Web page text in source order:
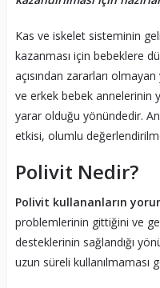
Kas ve iskelet sisteminin
kazanması için bebeklere
açısından zararları
ve erkek bebek annelerinin
yarar olduğu yönündedir.
etkisi, olumlu
Polivit Nedir?
Polivit kullananların
problemlerinin gittiğini ve
desteklerinin sağlandığı
uzun süreli kullanılmaması